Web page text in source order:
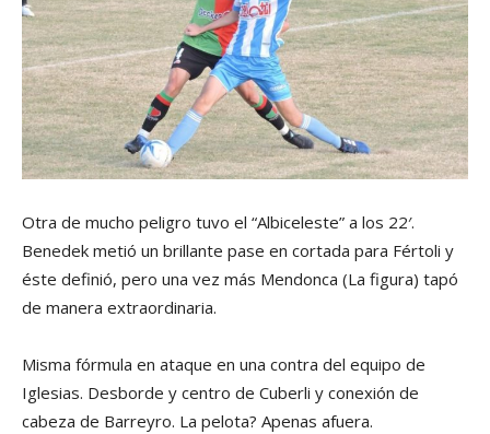
Otra de mucho peligro tuvo el “Albiceleste” a los 22′.
Benedek metió un brillante pase en cortada para Fértoli y
éste definió, pero una vez más Mendonca (La figura) tapó
de manera extraordinaria.
Misma fórmula en ataque en una contra del equipo de
Iglesias. Desborde y centro de Cuberli y conexión de
cabeza de Barreyro. La pelota? Apenas afuera.